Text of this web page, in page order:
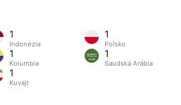
1
Indonézia
1
Kolumbia
1
Kuvajt
1
Poľsko
1
Saudská Arábia